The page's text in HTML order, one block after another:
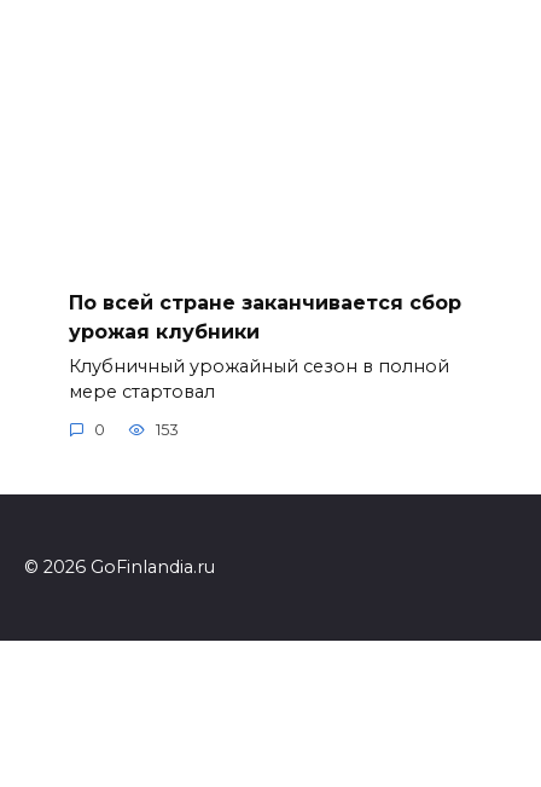
По всей стране заканчивается сбор
урожая клубники
Клубничный урожайный сезон в полной
мере стартовал
0 153
© 2026 GoFinlandia.ru